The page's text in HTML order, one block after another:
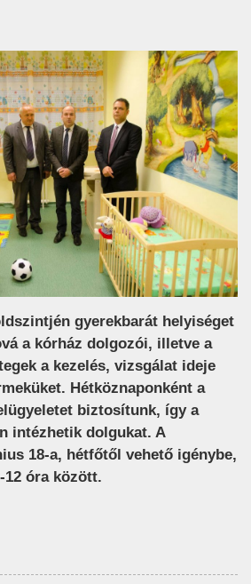
gyerekbarát helyiséget
a kórház dolgozói, illetve a
a kezelés, vizsgálat ideje
Hétköznaponként a
biztosítunk, így a
intézhetik dolgukat. A
18-a, hétfőtől vehető igénybe,
12 óra között.